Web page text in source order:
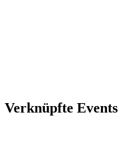
Verknüpfte Events